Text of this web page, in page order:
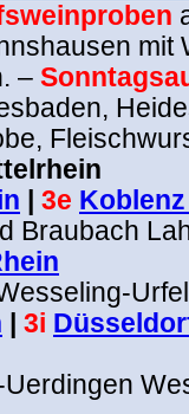
mit
–
3e
Braubach
3i
Uerdingen